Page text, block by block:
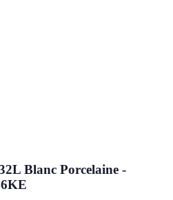
Blanc Porcelaine -